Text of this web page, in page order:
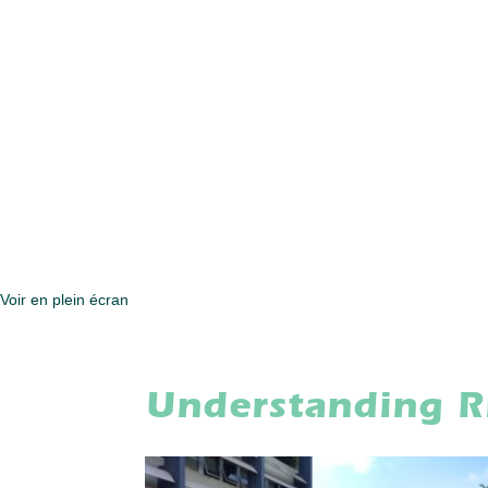
Voir en plein écran
Understanding